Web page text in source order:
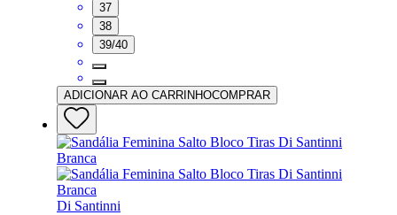
37
38
39/40
ADICIONAR AO CARRINHOCOMPRAR
Di Santinni